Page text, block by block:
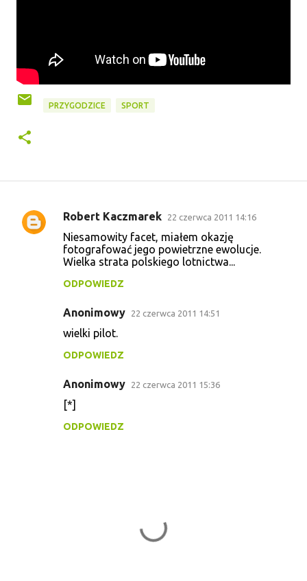
PRZYGODZICE SPORT
K
Robert Kaczmarek 22 czerwca 2011 14:16
Niesamowity facet, miałem okazję
fotografować jego powietrzne ewolucje.
Wielka strata polskiego lotnictwa...
ODPOWIEDZ
Anonimowy 22 czerwca 2011 14:51
wielki pilot.
ODPOWIEDZ
Anonimowy 22 czerwca 2011 15:36
[*]
ODPOWIEDZ